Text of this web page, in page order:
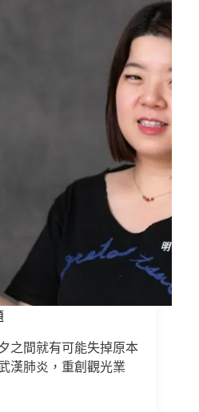
之間就有可能失掉原本
漢肺炎，重創觀光業